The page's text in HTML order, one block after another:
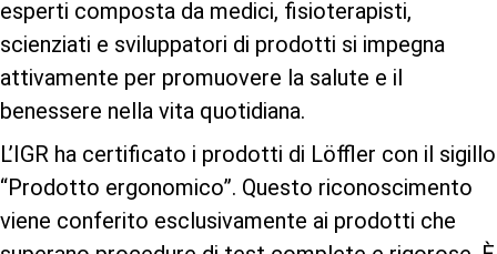
esperti composta da medici, fisioterapisti,
scienziati e sviluppatori di prodotti si impegna
attivamente per promuovere la salute e il
benessere nella vita quotidiana.
L’IGR ha certificato i prodotti di Löffler con il sigillo
“Prodotto ergonomico”. Questo riconoscimento
viene conferito esclusivamente ai prodotti che